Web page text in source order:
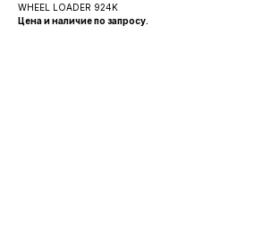
WHEEL LOADER 924K
Цена и наличие по запросу.